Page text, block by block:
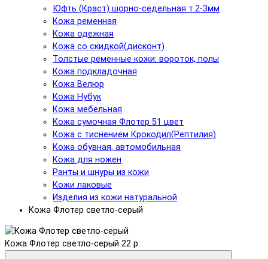
Юфть (Краст) шорно-седельная т.2-3мм
Кожа ременная
Кожа одежная
Кожа со скидкой(дисконт)
Толстые ременные кожи: вороток, полы
Кожа подкладочная
Кожа Велюр
Кожа Нубук
Кожа мебельная
Кожа сумочная Флотер 51 цвет
Кожа с тиснением Крокодил(Рептилия)
Кожа обувная, автомобильная
Кожа для ножен
Ранты и шнуры из кожи
Кожи лаковые
Изделия из кожи натуральной
Кожа Флотер светло-серый
Кожа Флотер светло-серый 22 р.